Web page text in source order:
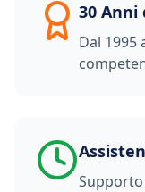
30 Anni
Dal